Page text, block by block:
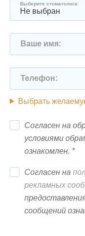
Выберите стоматолога:
Не выбран
Ваше имя:
Телефон:
Выбрать
Согласен на
условиями
ознакомлен. *
Согласен на
рекламных
сообщений